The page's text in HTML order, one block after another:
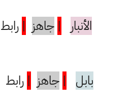
الأنبار | جاهز | رابط
بابل | جاهز | رابط